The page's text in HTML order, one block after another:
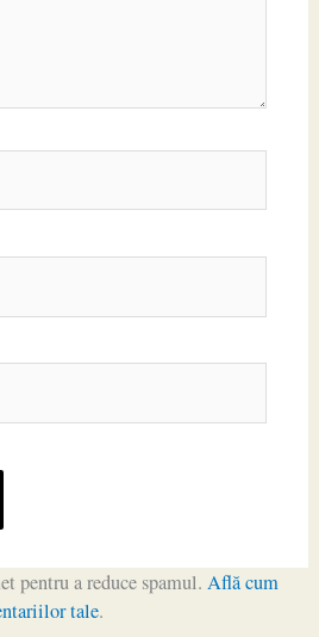
pentru a reduce spamul. Află cum
tale.